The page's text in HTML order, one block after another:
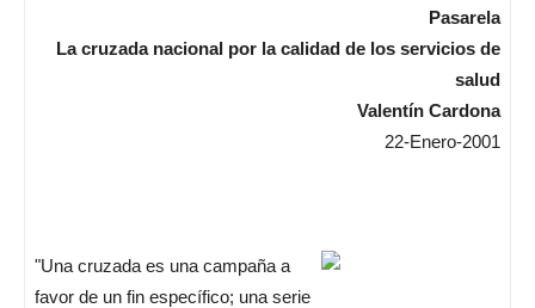
Pasarela
La cruzada nacional por la calidad de los servicios de
salud
Valentín Cardona
22-Enero-2001
"Una cruzada es una campaña a
favor de un fin específico; una serie